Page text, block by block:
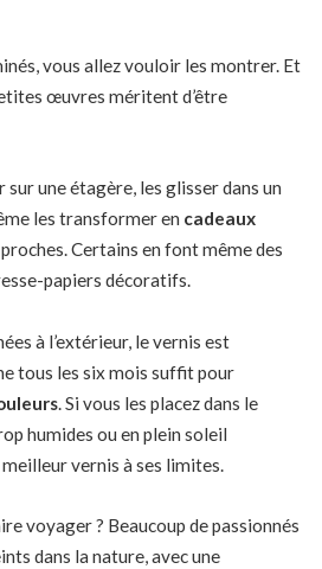
vous allez vouloir les montrer. Et
œuvres méritent d’être
sur une étagère, les glisser dans un
les transformer en cadeaux
Certains en font même des
papiers décoratifs.
à l’extérieur, le vernis est
tous les six mois suffit pour
. Si vous les placez dans le
humides ou en plein soleil
vernis à ses limites.
voyager ? Beaucoup de passionnés
dans la nature, avec une